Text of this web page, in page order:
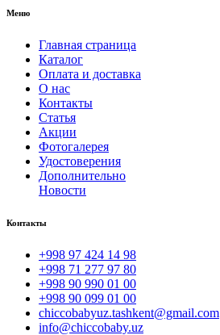
Меню
Главная страница
Каталог
Оплата и доставка
О нас
Контакты
Статья
Акции
Фотогалерея
Удостоверения
Дополнительно
Новости
Контакты
+998 97 424 14 98
+998 71 277 97 80
+998 90 990 01 00
+998 90 099 01 00
chiccobabyuz.tashkent@gmail.com
info@chiccobaby.uz